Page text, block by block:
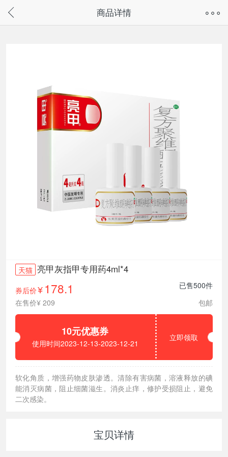
请通过微信或支付宝搜“奇兔客小程序”访问
商品详情
天猫 亮甲灰指甲专用药4ml*4
券后价¥ 178.1
已售500件
在售价¥ 209
包邮
10元优惠券
使用时间2023-12-13-2023-12-21
立即领取
软化角质，增强药物皮肤渗透。清除有害病菌，溶液释放的碘
能消灭病菌，阻止细菌滋生。消炎止痒，修护受损阻止，避免
二次感染。
宝贝详情